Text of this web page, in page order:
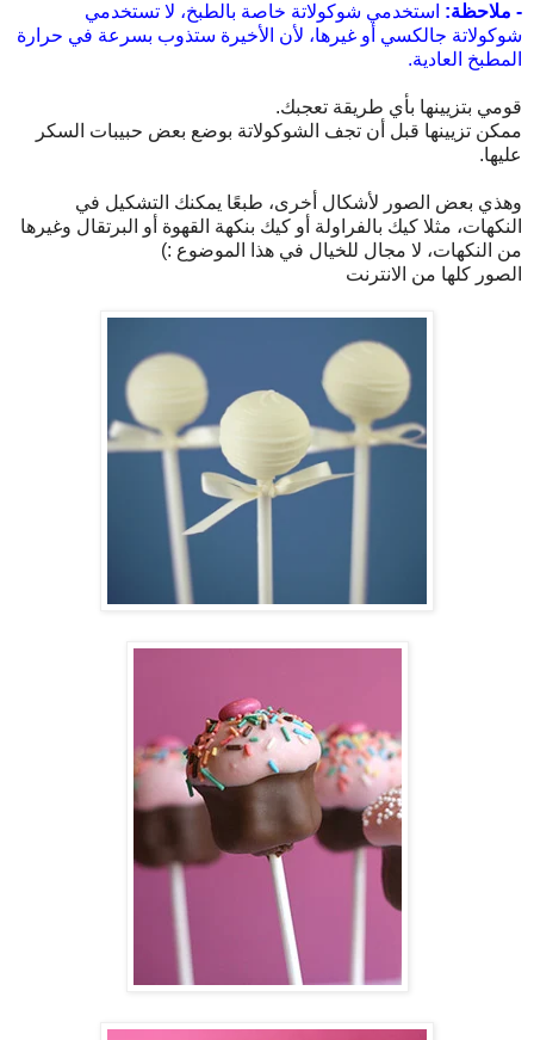
- ملاحظة: استخدمي شوكولاتة خاصة بالطبخ، لا تستخدمي
شوكولاتة جالكسي أو غيرها، لأن الأخيرة ستذوب بسرعة في حرارة
المطبخ العادية.
قومي بتزيينها بأي طريقة تعجبك.
ممكن تزيينها قبل أن تجف الشوكولاتة بوضع بعض حبيبات السكر
عليها.
وهذي بعض الصور لأشكال أخرى، طبعًا يمكنك التشكيل في
النكهات، مثلا كيك بالفراولة أو كيك بنكهة القهوة أو البرتقال وغيرها
من النكهات، لا مجال للخيال في هذا الموضوع :)
الصور كلها من الانترنت